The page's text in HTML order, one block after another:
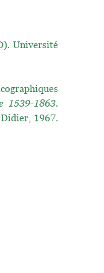
Université
1539-1863.
1967.